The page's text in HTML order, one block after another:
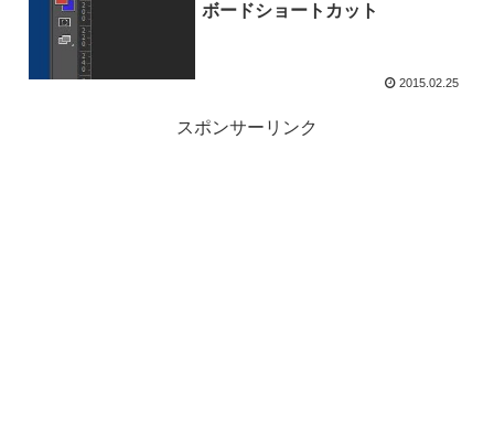
ボードショートカット
2015.02.25
スポンサーリンク